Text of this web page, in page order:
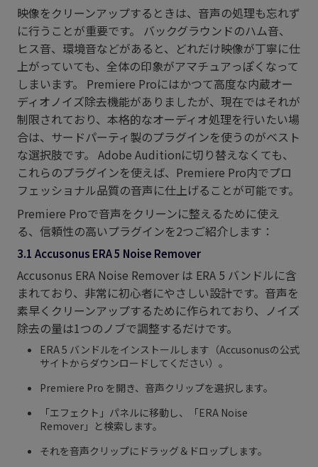
映像をクリーンアップするときは、音声の処理も忘れず
に行うことが重要です。 バックグラウンドのハム音、
ヒス音、環境音などがあると、どれだけ映像が丁寧に仕
上がっていても、全体の印象がアマチュアっぽくなって
しまいます。 Premiere Proにはかつて高度な内蔵オー
ディオノイズ除去機能がありましたが、現在ではそれが
制限されており、本格的なオーディオ処理を行いたい場
合は、サードパーティ製のプラグインを使うのがベスト
な選択肢です。 Adobe Auditionに切り替えなくても、
これらのプラグインを使えば、Premiere Pro内でプロ
フェッショナル品質の音声に仕上げることが可能です。
Premiere Proで音声をクリーンに整えるために使え
る、信頼性の高いプラグインを2つご紹介します：
3.1 Accusonus ERA 5 Noise Remover
Accusonus ERA Noise Remover は ERA 5 バンドルに含
まれており、非常に初心者にやさしい設計です。音声を
素早くクリーンアップするために作られており、ノイズ
除去の量は1つのノブで調整するだけです。
ERA 5 バンドルをインストールします（Accusonusの公式
サイトからダウンロードしてください）。
Premiere Pro を開き、音声クリップを選択します。
「エフェクト」パネルに移動し、「ERA Noise
Remover」と検索します。
それを音声クリップにドラッグ＆ドロップします。